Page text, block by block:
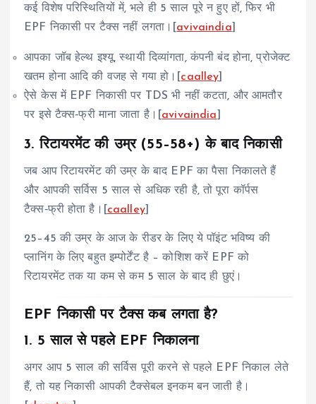
कई विशेष परिस्थितियों में, भले ही 5 साल पूरे न हुए हों, फिर भी
EPF निकासी पर टैक्स नहीं लगता।[ avivaindia
आपका जॉब हेल्थ इश्यू, स्थायी दिव्यांगता, कंपनी बंद होना, प्रोजेक्ट
खतम होना आदि की वजह से गया हो।[ caalley
ऐसे केस में EPF निकासी पर TDS भी नहीं कटता, और आमतौर
पर इसे टैक्स‑फ्री माना जाता है।[ avivaindia
3. रिटायरमेंट की उम्र (55–58+) के बाद निकासी
जब आप रिटायरमेंट की उम्र के बाद EPF का पैसा निकालते हैं
और आपकी सर्विस 5 साल से अधिक रही है, तो पूरा कॉर्पस
टैक्स‑फ्री होता है।[ caalley]
25–45 की उम्र के आज के रीडर के लिए ये पॉइंट भविष्य की
प्लानिंग के लिए बहुत इम्पोर्टेंट है – कोशिश करें EPF को
रिटायरमेंट तक या कम से कम 5 साल के बाद ही छुएं।
EPF निकासी पर टैक्स कब लगता है?
1. 5 साल से पहले EPF निकालना
अगर आप 5 साल की सर्विस पूरी करने से पहले EPF निकाल लेते
हैं, तो यह निकासी आपकी टैक्सेबल इनकम बन जाती है।